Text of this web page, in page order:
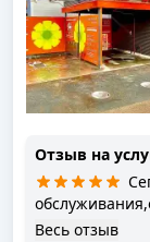
Отзыв на
ложиться как
Весь отзыв